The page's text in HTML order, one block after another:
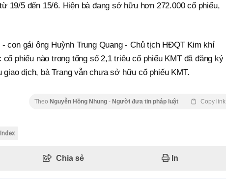
19/5 đến 15/6. Hiện bà đang sở hữu hơn 272.000 cổ phiếu,
- con gái ông Huỳnh Trung Quang - Chủ tịch HĐQT Kim khí
phiếu nào trong tổng số 2,1 triệu cổ phiếu KMT đã đăng ký
giao dịch, bà Trang vẫn chưa sở hữu cổ phiếu KMT.
Theo Nguyễn Hồng Nhung - Người đưa tin pháp luật Copy link
Chia sẻ In